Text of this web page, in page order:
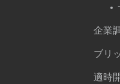
企業
ブリ
適時